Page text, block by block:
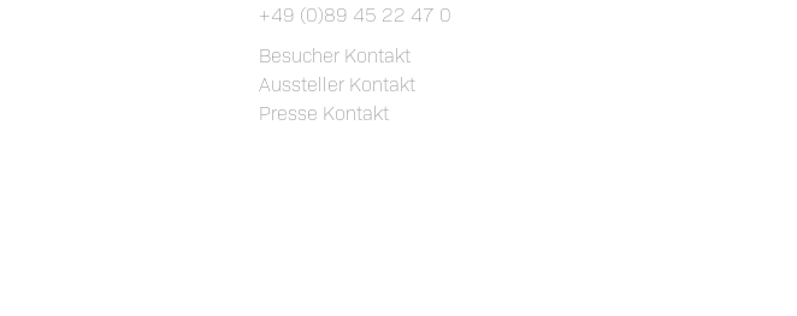
+49 (0)89 45 22 47 0
Besucher Kontakt
Aussteller Kontakt
Presse Kontakt